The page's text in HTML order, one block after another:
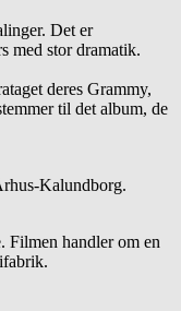
Det er
med stor dramatik.
deres Grammy,
til det album, de
Kalundborg.
Filmen handler om en